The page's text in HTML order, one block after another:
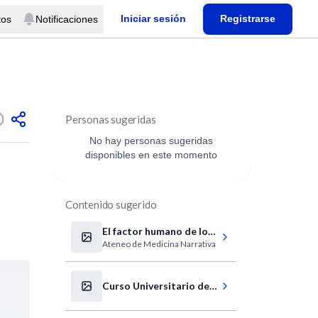
Notificaciones Iniciar sesión Registrarse
Personas sugeridas
No hay personas sugeridas
disponibles en este momento
Contenido sugerido
El factor humano de los
trabajadores de la salud
en la pandemia Covid-19
Ateneo de Medicina Narrativa
Curso Universitario de
PNIE Clínica